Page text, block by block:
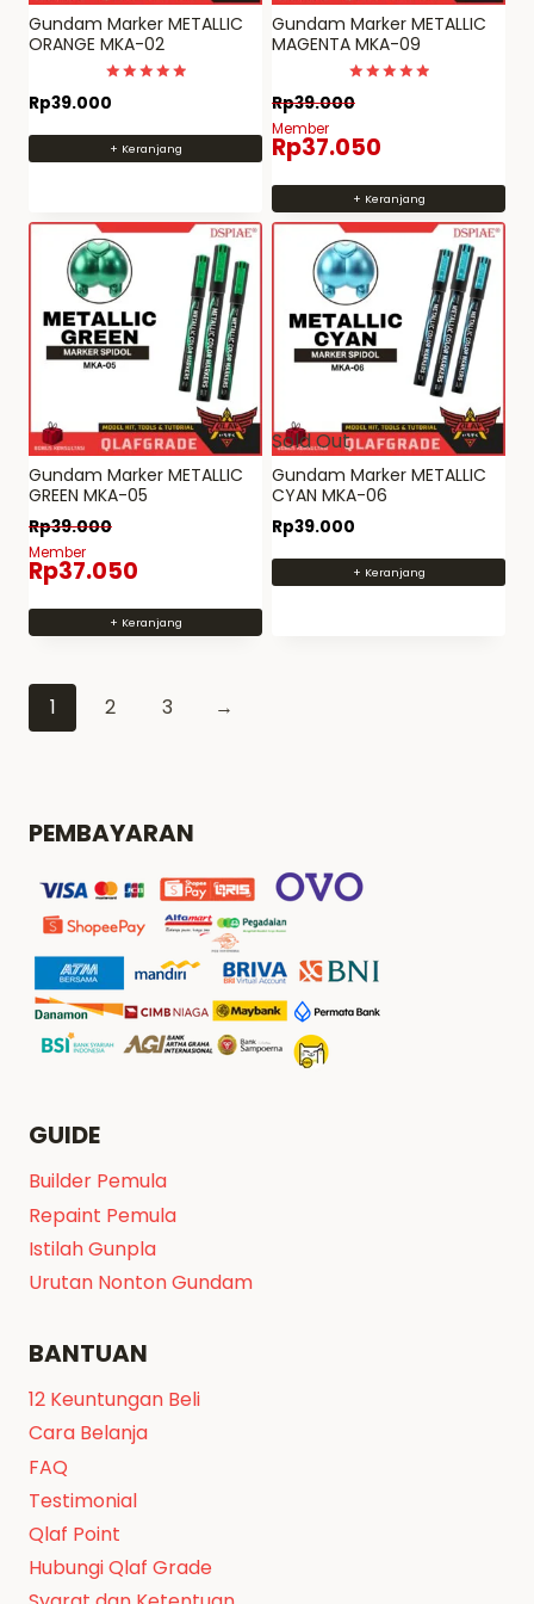
Gundam Marker METALLIC
ORANGE MKA-02
Dinilai
5
Rp39.000
+ Keranjang
Gundam Marker METALLIC
MAGENTA MKA-09
Dinilai
5
Rp39.000
Member
Rp37.050
+ Keranjang
Gundam Marker METALLIC
GREEN MKA-05
Rp39.000
Member
Rp37.050
+ Keranjang
Sold Out
Gundam Marker METALLIC
CYAN MKA-06
Rp39.000
+ Keranjang
1 2 3 →
PEMBAYARAN
GUIDE
Builder Pemula
Repaint Pemula
Istilah Gunpla
Urutan Nonton Gundam
BANTUAN
12 Keuntungan Beli
Cara Belanja
FAQ
Testimonial
Qlaf Point
Hubungi Qlaf Grade